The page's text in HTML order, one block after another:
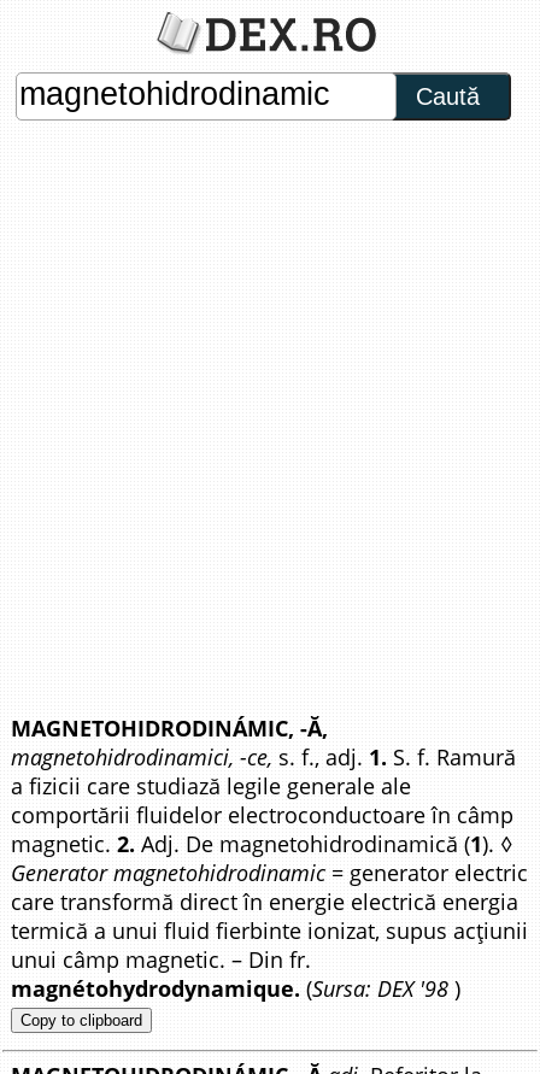
Caută
MAGNETOHIDRODINÁMIC, -Ă,
magnetohidrodinamici, -ce, s. f., adj. 1. S. f. Ramură
a fizicii care studiază legile generale ale
comportării fluidelor electroconductoare în câmp
magnetic.2. Adj. De magnetohidrodinamică (1). ◊
Generator magnetohidrodinamic = generator electric
care transformă direct în energie electrică energia
termică a unui fluid fierbinte ionizat, supus acțiunii
unui câmp magnetic. – Din fr.
magnétohydrodynamique. (Sursa: DEX '98 )
Copy to clipboard